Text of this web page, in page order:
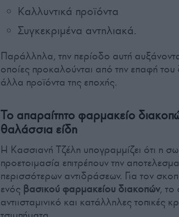
Καλλυντικά προϊόντα
Συγκεκριμένα αντηλιακά.
Παράλληλα, την περίοδο αυτή
οποίες προκαλούνται από την επαφή
άλλα προϊόντα της εποχής.
Το απαραίτητο φαρμακείο
θαλάσσια είδη
Η Κασσιανή Τζέλη υπογραμμίζει ότι η
προετοιμασία επιτρέπουν την
περισσότερων αντιδράσεων. Για τον
ενός βασικού φαρμακείου διακοπών, το
αντιισταμινικό και κατάλληλες